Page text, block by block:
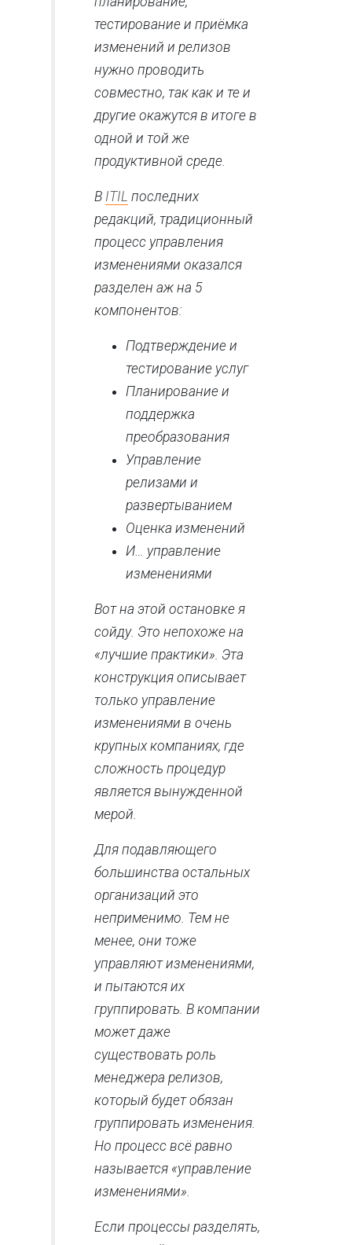
тестирование и приёмка
изменений и релизов
нужно проводить
совместно, так как и те и
другие окажутся в итоге в
одной и той же
продуктивной среде.
В ITIL последних
редакций, традиционный
процесс управления
изменениями оказался
разделен аж на 5
компонентов:
Подтверждение и
тестирование услуг
Планирование и
поддержка
преобразования
Управление
релизами и
развертыванием
Оценка изменений
И… управление
изменениями
Вот на этой остановке я
сойду. Это непохоже на
«лучшие практики». Эта
конструкция описывает
только управление
изменениями в очень
крупных компаниях, где
сложность процедур
является вынужденной
мерой.
Для подавляющего
большинства остальных
организаций это
неприменимо. Тем не
менее, они тоже
управляют изменениями,
и пытаются их
группировать. В компании
может даже
существовать роль
менеджера релизов,
который будет обязан
группировать изменения.
Но процесс всё равно
называется «управление
изменениями».
Если процессы разделять,